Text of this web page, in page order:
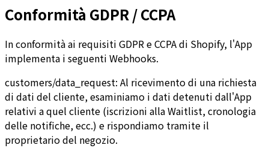
Conformità GDPR / CCPA
In conformità ai requisiti GDPR e CCPA di Shopify, l'App
implementa i seguenti Webhooks.
customers/data_request: Al ricevimento di una richiesta
di dati del cliente, esaminiamo i dati detenuti dall'App
relativi a quel cliente (iscrizioni alla Waitlist, cronologia
delle notifiche, ecc.) e rispondiamo tramite il
proprietario del negozio.